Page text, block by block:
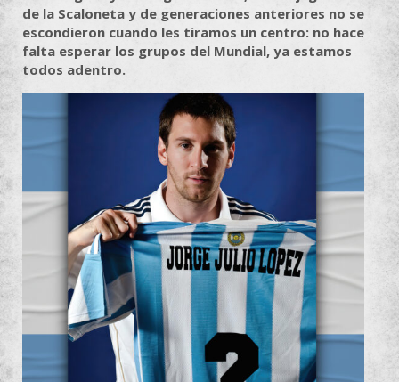
de la Scaloneta y de generaciones anteriores no se
escondieron cuando les tiramos un centro: no hace
falta esperar los grupos del Mundial, ya estamos
todos adentro.